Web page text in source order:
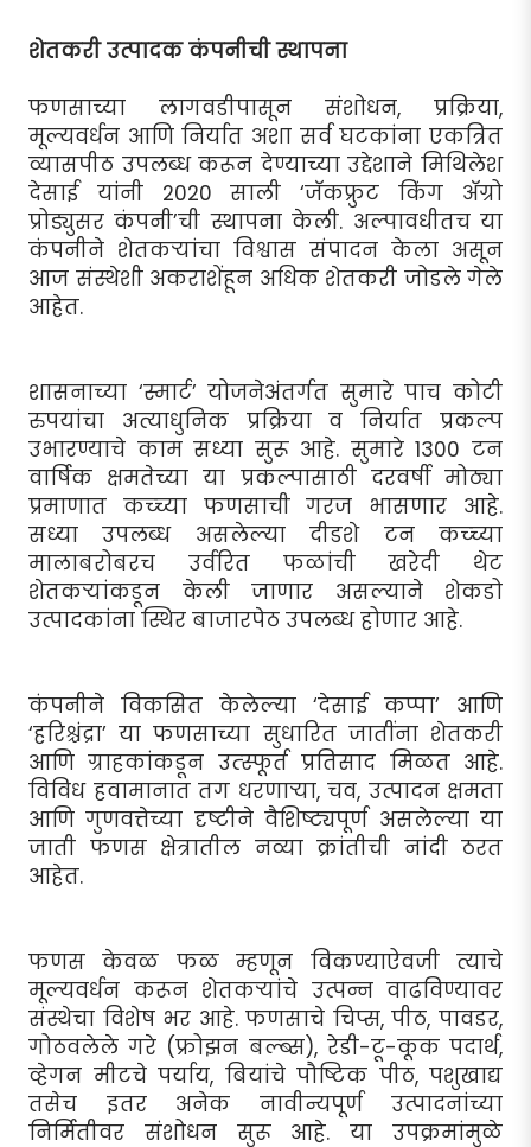
शेतकरी उत्पादक कंपनीची स्थापना
फणसाच्या लागवडीपासून संशोधन, प्रक्रिया,
मूल्यवर्धन आणि निर्यात अशा सर्व घटकांना एकत्रित
व्यासपीठ उपलब्ध करून देण्याच्या उद्देशाने मिथिलेश
देसाई यांनी 2020 साली ‘जॅकफ्रुट किंग अ‍ॅग्रो
प्रोड्युसर कंपनी’ची स्थापना केली. अल्पावधीतच या
कंपनीने शेतकर्‍यांचा विश्वास संपादन केला असून
आज संस्थेशी अकराशेंहून अधिक शेतकरी जोडले गेले
आहेत.
शासनाच्या ‘स्मार्ट’ योजनेअंतर्गत सुमारे पाच कोटी
रुपयांचा अत्याधुनिक प्रक्रिया व निर्यात प्रकल्प
उभारण्याचे काम सध्या सुरू आहे. सुमारे 1300 टन
वार्षिक क्षमतेच्या या प्रकल्पासाठी दरवर्षी मोठ्या
प्रमाणात कच्च्या फणसाची गरज भासणार आहे.
सध्या उपलब्ध असलेल्या दीडशे टन कच्च्या
मालाबरोबरच उर्वरित फळांची खरेदी थेट
शेतकर्‍यांकडून केली जाणार असल्याने शेकडो
उत्पादकांना स्थिर बाजारपेठ उपलब्ध होणार आहे.
कंपनीने विकसित केलेल्या ‘देसाई कप्पा’ आणि
‘हरिश्चंद्रा’ या फणसाच्या सुधारित जातींना शेतकरी
आणि ग्राहकांकडून उत्स्फूर्त प्रतिसाद मिळत आहे.
विविध हवामानात तग धरणार्‍या, चव, उत्पादन क्षमता
आणि गुणवत्तेच्या दृष्टीने वैशिष्ट्यपूर्ण असलेल्या या
जाती फणस क्षेत्रातील नव्या क्रांतीची नांदी ठरत
आहेत.
फणस केवळ फळ म्हणून विकण्याऐवजी त्याचे
मूल्यवर्धन करून शेतकर्‍यांचे उत्पन्न वाढविण्यावर
संस्थेचा विशेष भर आहे. फणसाचे चिप्स, पीठ, पावडर,
गोठवलेले गरे (फ्रोझन बल्ब्स), रेडी-टू-कूक पदार्थ,
व्हेगन मीटचे पर्याय, बियांचे पौष्टिक पीठ, पशुखाद्य
तसेच इतर अनेक नावीन्यपूर्ण उत्पादनांच्या
निर्मितीवर संशोधन सुरू आहे. या उपक्रमांमुळे